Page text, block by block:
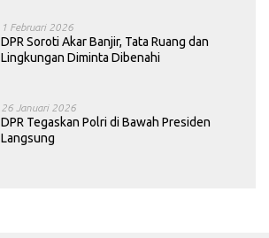
1 Februari 2026
DPR Soroti Akar Banjir, Tata Ruang dan
Lingkungan Diminta Dibenahi
26 Januari 2026
DPR Tegaskan Polri di Bawah Presiden
Langsung